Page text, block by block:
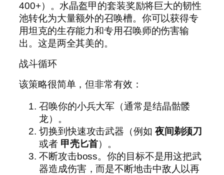
400+）。水晶盔甲的套装奖励将巨大的韧性
池转化为大量额外的召唤槽。你可以获得专
用坦克的生存能力和专用召唤师的伤害输
出。这是两全其美的。
战斗循环
该策略很简单，但非常有效：
召唤你的小兵大军（通常是结晶骷髅
龙）。
切换到快速攻击武器（例如 夜间剃须刀
或者 甲壳匕首）。
不断攻击boss。你的目标不是用这把武
器造成伤害，而是不断地击中敌人以再